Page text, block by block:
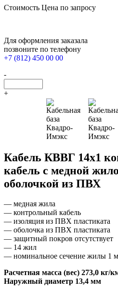
Стоимость Цена по запросу
Для оформления заказала
позвоните по телефону
+7 (812) 450 00 00
-
+
Кабель КВВГ 14х1
кабель с медной
оболочкой из ПВХ
— медная жила
— контрольный кабель
— изоляция из ПВХ пластиката
— оболочка из ПВХ пластиката
— защитный покров отсутствует
— 14 жил
— номинальное сечение жилы 1
Расчетная масса (вес) 273,0 кг/
Наружный диаметр 13,4 мм